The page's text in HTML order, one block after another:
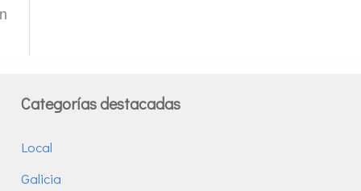
Categorías destacadas
Local
Galicia